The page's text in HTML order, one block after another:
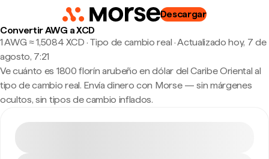
Descargar
Convertir AWG a XCD
1 AWG ≈ 1,5084 XCD · Tipo de cambio real ·Actualizado hoy, 7 de
agosto, 7:21
Ve cuánto es 1800 florín arubeño en dólar del Caribe Oriental al
tipo de cambio real. Envía dinero con Morse — sin márgenes
ocultos, sin tipos de cambio inflados.